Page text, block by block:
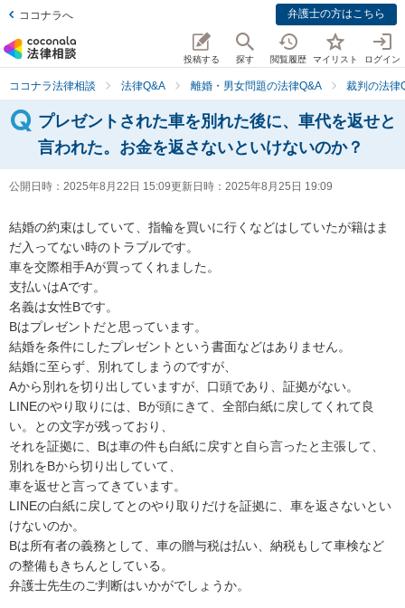
ココナラへ 弁護士の方はこちら
投稿する 探す 閲覧履歴 マイリスト ログイン
ココナラ法律相談 法律Q&A 離婚・男女問題の法律Q&A 裁判の法律
プレゼントされた車を別れた後に、車代を返せと
言われた。お金を返さないといけないのか？
公開日時： 2025年8月22日 15:09更新日時： 2025年8月25日 19:09
結婚の約束はしていて、指輪を買いに行くなどはしていたが籍はま
だ入ってない時のトラブルです。
車を交際相手Aが買ってくれました。
支払いはAです。
名義は女性Bです。
Bはプレゼントだと思っています。
結婚を条件にしたプレゼントという書面などはありません。
結婚に至らず、別れてしまうのですが、
Aから別れを切り出していますが、口頭であり、証拠がない。
LINEのやり取りには、Bが頭にきて、全部白紙に戻してくれて良
い。との文字が残っており、
それを証拠に、Bは車の件も白紙に戻すと自ら言ったと主張して、
別れをBから切り出していて、
車を返せと言ってきています。
LINEの白紙に戻してとのやり取りだけを証拠に、車を返さないとい
けないのか。
Bは所有者の義務として、車の贈与税は払い、納税もして車検など
の整備もきちんとしている。
弁護士先生のご判断はいかがでしょうか。